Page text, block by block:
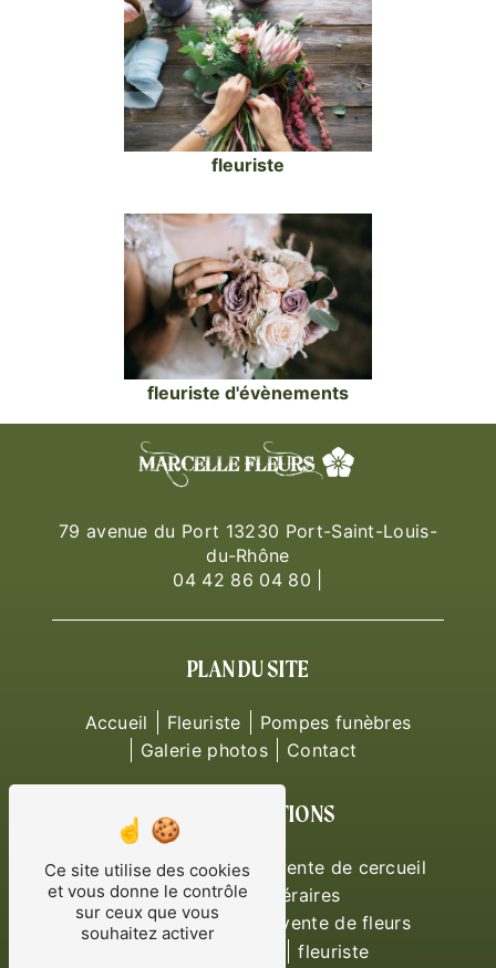
fleuriste
fleuriste d'évènements
79 avenue du Port 13230 Port-Saint-Louis-
du-Rhône
04 42 86 04 80
PLAN DU SITE
Accueil Fleuriste
Pompes funèbres
Galerie photos
Contact
NOS PRESTATIONS
compositions florales
vente de cercueil
couronnes funéraires
vente urne funéraire
vente de fleurs
fleuriste
Ce site utilise des cookies
et vous donne le contrôle
sur ceux que vous
souhaitez activer